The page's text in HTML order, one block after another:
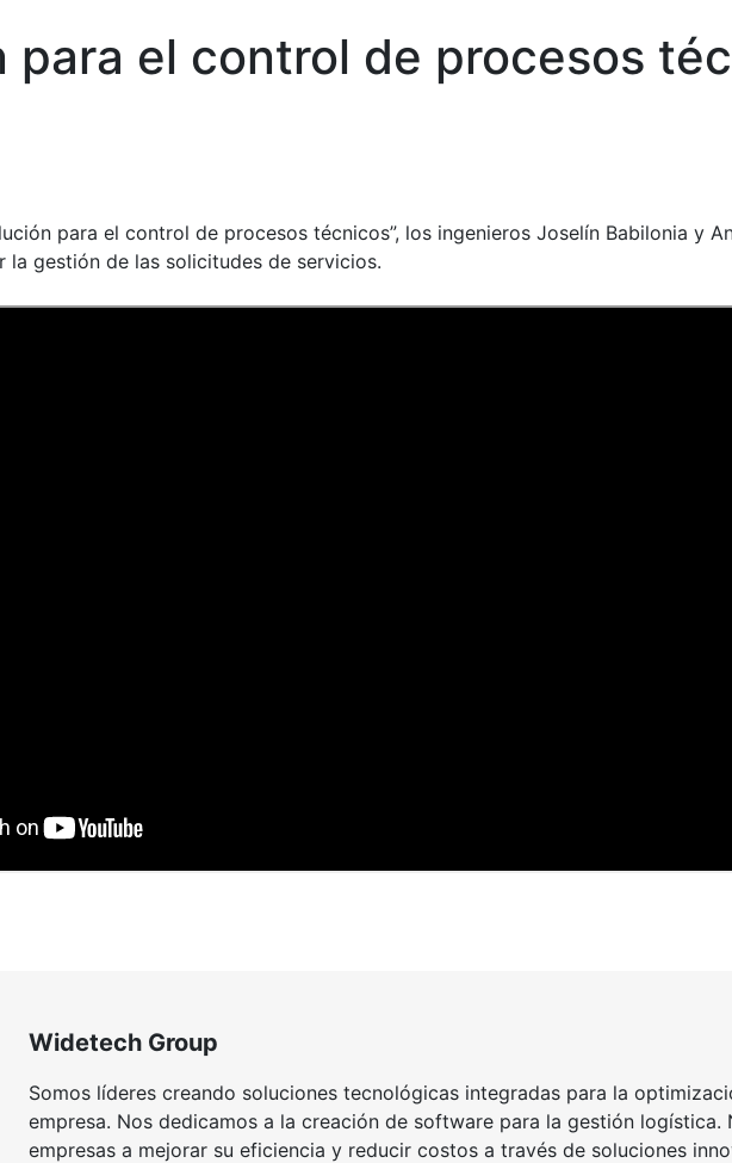
para el control de procesos
para el control de procesos técnicos”, los ingenieros Joselín Babilonia y
gestión de las solicitudes de servicios.
Widetech Group
Somos líderes creando soluciones tecnológicas integradas para la
empresa. Nos dedicamos a la creación de software para la gestión
empresas a mejorar su eficiencia y reducir costos a través de soluciones